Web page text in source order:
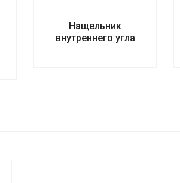
Нащельник
внутреннего угла